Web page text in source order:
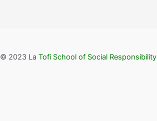
© 2023 La Tofi School of Social Responsibility